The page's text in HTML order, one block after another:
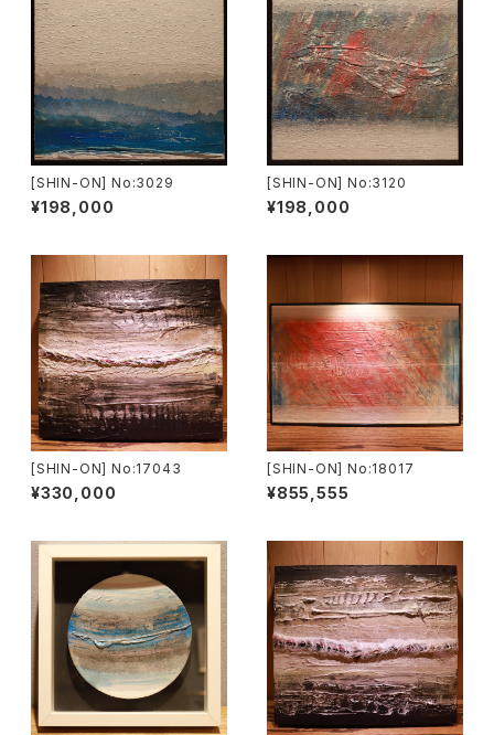
[SHIN-ON] No:3029
¥198,000
[SHIN-ON] No:3120
¥198,000
[SHIN-ON] No:17043
¥330,000
[SHIN-ON] No:18017
¥855,555